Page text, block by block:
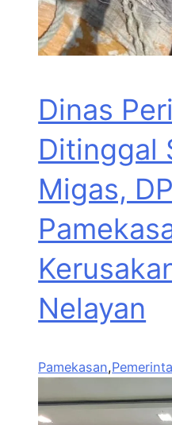
Dinas
Ditinggal
Migas,
Nelayan
Pamekasan,